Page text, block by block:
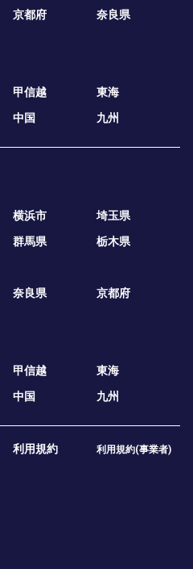
京都府
奈良県
甲信越
東海
中国 九州
横浜市
埼玉県
群馬県 栃木県
奈良県
京都府
甲信越
東海
中国 九州
利用規約 利用規約(事業者)